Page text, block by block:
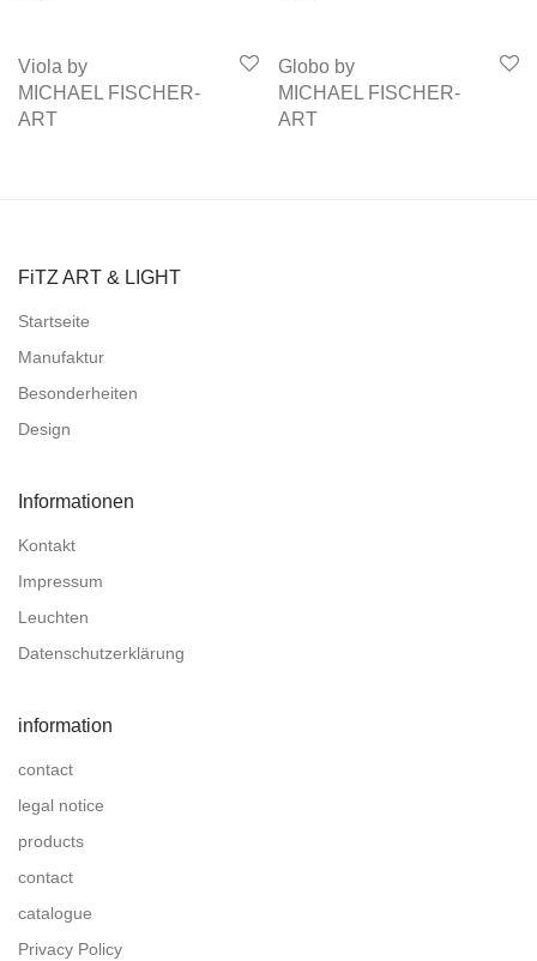
Viola by
MICHAEL FISCHER-
ART
Globo by
MICHAEL FISCHER-
ART
FiTZ ART & LIGHT
Startseite
Manufaktur
Besonderheiten
Design
Informationen
Kontakt
Impressum
Leuchten
Datenschutzerklärung
information
contact
legal notice
products
contact
catalogue
Privacy Policy